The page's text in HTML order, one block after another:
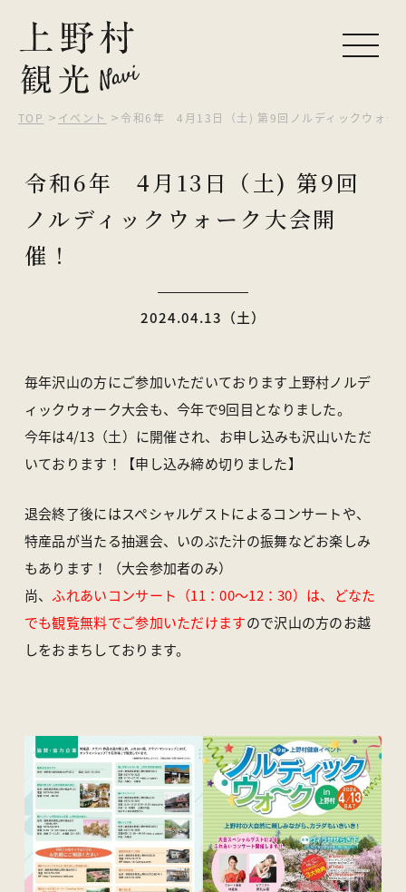
観光する
自然を楽しむ
アクセス
ライブカメラ
お知らせ
パンフレット一覧
オンラインストア
お問い合わせ
〒370-1617 群馬県多野郡上野村楢原310-1
一般社団法人 上野村産業情報センター
TEL
0274-20-7070 ／ FAX 0274-59-2520
TOP イベント 令和6年 4月13日（土) 第9回ノルディックウォー
令和6年 4月13日（土) 第9回
ノルディックウォーク大会開
催！
2024.04.13（土）
毎年沢山の方にご参加いただいております上野村ノルデ
ィックウォーク大会も、今年で9回目となりました。
今年は4/13（土）に開催され、お申し込みも沢山いただ
いております！【申し込み締め切りました】
退会終了後にはスペシャルゲストによるコンサートや、
特産品が当たる抽選会、いのぶた汁の振舞などお楽しみ
もあります！（大会参加者のみ）
尚、ふれあいコンサート（11：00～12：30）は、どなた
でも観覧無料でご参加いただけますので沢山の方のお越
しをおまちしております。